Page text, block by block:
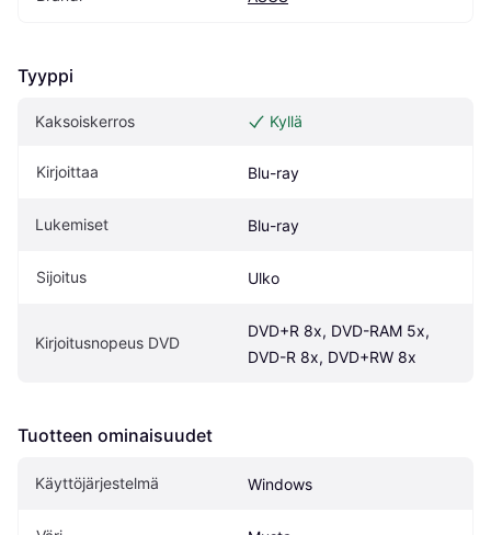
Tyyppi
Kaksoiskerros Kyllä
Kirjoittaa Blu-ray
Lukemiset Blu-ray
Sijoitus Ulko
Kirjoitusnopeus DVD
DVD+R 8x, DVD-RAM 5x,
DVD-R 8x, DVD+RW 8x
Tuotteen ominaisuudet
Käyttöjärjestelmä Windows